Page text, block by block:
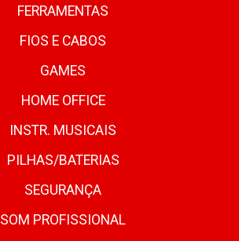
FERRAMENTAS
FIOS E CABOS
GAMES
HOME OFFICE
INSTR. MUSICAIS
PILHAS/BATERIAS
SEGURANÇA
SOM PROFISSIONAL